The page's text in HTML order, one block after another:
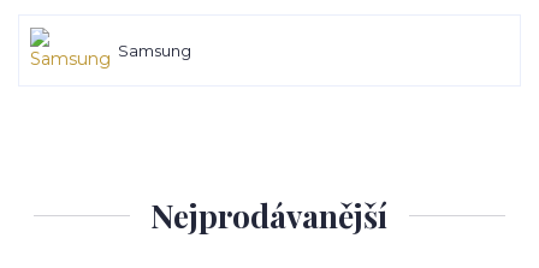
Samsung
Nejprodávanější